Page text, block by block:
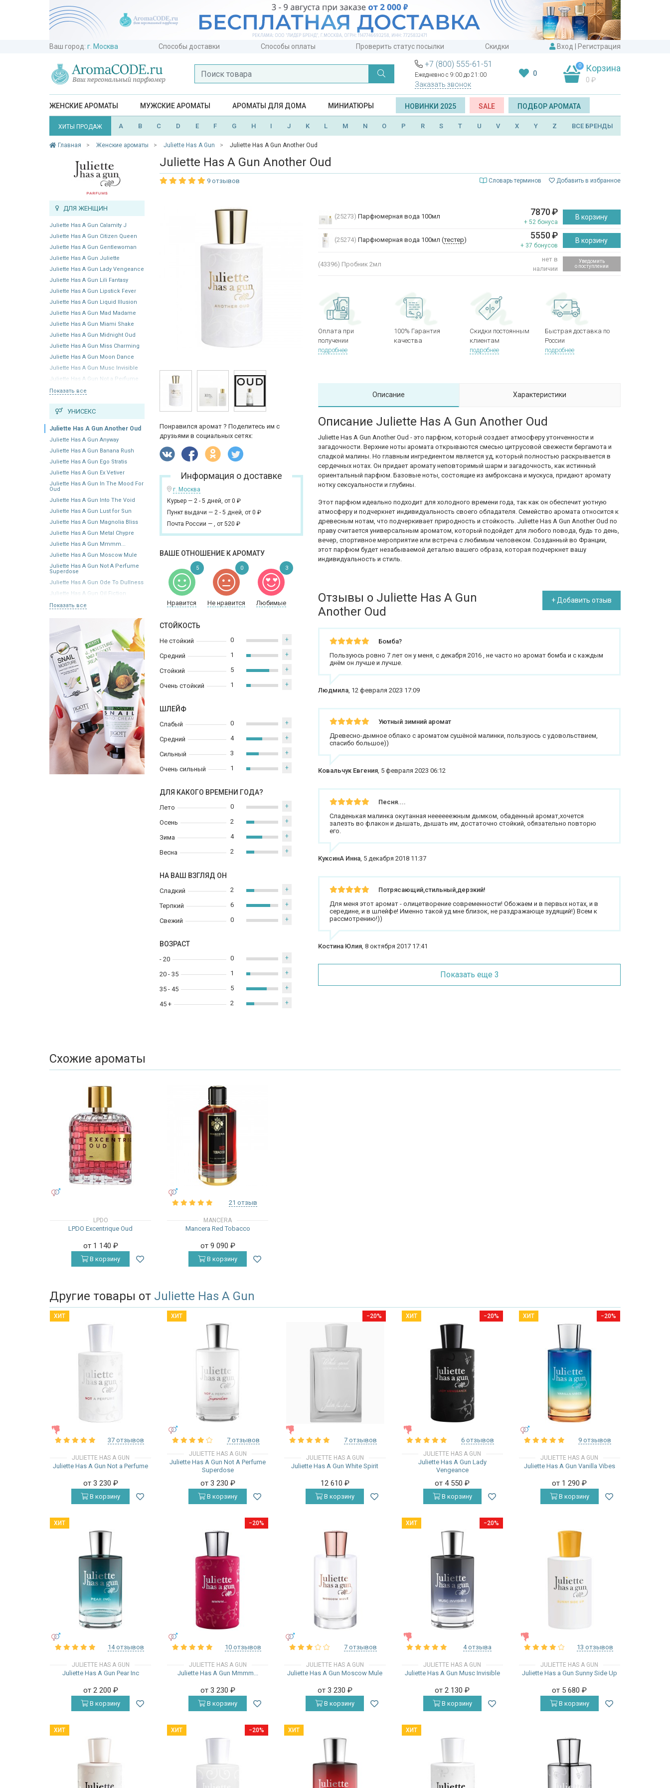
Ваш город: г. Москва Способы доставки Способы оплаты Проверить статус посылки Скидки Вход Регистрация
+7 (800) 555-61-51
Ежедневно с 9:00 до 21:00
Заказать звонок
0
0 Корзина
0 ₽
ЖЕНСКИЕ АРОМАТЫ МУЖСКИЕ АРОМАТЫ АРОМАТЫ ДЛЯ ДОМА МИНИАТЮРЫ НОВИНКИ 2025 SALE ПОДБОР АРОМАТА
ХИТЫ ПРОДАЖ A B C D E F G H I J K L M N O P R S T U V X Y Z ВСЕ БРЕНДЫ
Главная Женские ароматы Juliette Has A Gun Juliette Has A Gun Another Oud
ДЛЯ ЖЕНЩИН
Juliette Has A Gun Calamity J
Juliette Has A Gun Citizen Queen
Juliette Has A Gun Gentlewoman
Juliette Has A Gun Juliette
Juliette Has A Gun Lady Vengeance
Juliette Has A Gun Lili Fantasy
Juliette Has A Gun Lipstick Fever
Juliette Has A Gun Liquid Illusion
Juliette Has A Gun Mad Madame
Juliette Has A Gun Miami Shake
Juliette Has A Gun Midnight Oud
Juliette Has A Gun Miss Charming
Juliette Has A Gun Moon Dance
Juliette Has A Gun Musc Invisible
Juliette Has A Gun Not a Perfume
Показать все
УНИСЕКС
Juliette Has A Gun Another Oud
Juliette Has A Gun Anyway
Juliette Has A Gun Banana Rush
Juliette Has A Gun Ego Stratis
Juliette Has A Gun Ex Vetiver
Juliette Has A Gun In The Mood For
Oud
Juliette Has A Gun Into The Void
Juliette Has A Gun Lust for Sun
Juliette Has A Gun Magnolia Bliss
Juliette Has A Gun Metal Chypre
Juliette Has A Gun Mmmm...
Juliette Has A Gun Moscow Mule
Juliette Has A Gun Not A Perfume
Superdose
Juliette Has A Gun Ode To Dullness
Juliette Has A Gun Oil Fiction
Показать все
Juliette Has A Gun Another Oud
9 отзывов Словарь терминов Добавить в избранное
Понравился аромат ? Поделитесь им с
друзьями в социальных сетях:
Информация о доставке
г. Москва
Курьер — 2 - 5 дней, от 0 ₽
Пункт выдачи — 2 - 5 дней, от 0 ₽
Почта России — , от 520 ₽
ВАШЕ ОТНОШЕНИЕ К АРОМАТУ
Нравится Не нравится Любимые
5 0 3
СТОЙКОСТЬ
Не стойкий
Средний
Стойкий
Очень стойкий
0 +
1 +
5 +
1 +
ШЛЕЙФ
Слабый
Средний
Сильный
Очень сильный
0 +
4 +
3 +
1 +
ДЛЯ КАКОГО ВРЕМЕНИ ГОДА?
Лето
Осень
Зима
Весна
0 +
2 +
4 +
2 +
НА ВАШ ВЗГЛЯД ОН
Сладкий
Терпкий
Свежий
2 +
6 +
0 +
ВОЗРАСТ
- 20
20 - 35
35 - 45
45 +
0 +
1 +
5 +
2 +
(25273) Парфюмерная вода 100мл 7870₽
+ 52 бонуса
В корзину
(25274) Парфюмерная вода 100мл (тестер) 5550₽
+ 37 бонусов
В корзину
(43396) Пробник 2мл
нет в
наличии
Уведомить
о поступлении
Оплата при
получении
подробнее
100% Гарантия
качества
Скидки постоянным
клиентам
подробнее
Быстрая доставка по
России
подробнее
Описание Характеристики
Описание Juliette Has A Gun Another Oud
Juliette Has A Gun Another Oud - это парфюм, который создает атмосферу утонченности и
загадочности. Верхние ноты аромата открываются смесью цитрусовой свежести бергамота и
сладкой малины. Но главным ингредиентом является уд, который полностью раскрывается в
сердечных нотах. Он придает аромату неповторимый шарм и загадочность, как истинный
ориентальный парфюм. Базовые ноты, состоящие из амброксана и мускуса, придают аромату
нотку сексуальности и глубины.
Этот парфюм идеально подходит для холодного времени года, так как он обеспечит уютную
атмосферу и подчеркнет индивидуальность своего обладателя. Семейство аромата относится к
древесным нотам, что подчеркивает природность и стойкость. Juliette Has A Gun Another Oud по
праву считается универсальным ароматом, который подойдет для любого повода, будь то день,
вечер, спортивное мероприятие или встреча с любимым человеком. Созданный во Франции,
этот парфюм будет незабываемой деталью вашего образа, которая подчеркнет вашу
индивидуальность и стиль.
Отзывы о Juliette Has A Gun
Another Oud
+ Добавить отзыв
Бомба?
Пользуюсь ровно 7 лет он у меня, с декабря 2016 , не часто но аромат бомба и с каждым
днём он лучше и лучше.
Людмила, 12 февраля 2023 17:09
Уютный зимний аромат
Древесно-дымное облако с ароматом сушёной малинки, пользуюсь с удовольствием,
спасибо большое))
Ковальчук Евгения, 5 февраля 2023 06:12
Песня....
Сладенькая малинка окутанная неееееежным дымком, обаденный аромат,хочется
залезть во флакон и дышать, дышать им, достаточно стойкий, обязательно повторю
его.
КуксинА Инна, 5 декабря 2018 11:37
Потрясающий,стильный,дерзкий!
Для меня этот аромат - олицетворение современности! Обожаем и в первых нотах, и в
середине, и в шлейфе! Именно такой уд мне близок, не раздражающе зудящий!) Всем к
рассмотрению!))
Костина Юлия,8 октября 2017 17:41
Показать еще 3
Схожие ароматы
LPDO
LPDO Excentrique Oud
от 1 140 ₽
В корзину
21 отзыв
MANCERA
Mancera Red Tobacco
от 9 090 ₽
В корзину
Другие товары от Juliette Has A Gun
ХИТ
37 отзывов
JULIETTE HAS A GUN
Juliette Has A Gun Not a Perfume
от 3 230 ₽
В корзину
ХИТ
7 отзывов
JULIETTE HAS A GUN
Juliette Has A Gun Not A Perfume
Superdose
от 3 230 ₽
В корзину
−20%
7 отзывов
JULIETTE HAS A GUN
Juliette Has A Gun White Spirit
12 610 ₽
В корзину
−20%
ХИТ
6 отзывов
JULIETTE HAS A GUN
Juliette Has A Gun Lady
Vengeance
от 4 550₽
В корзину
−20%
ХИТ
9 отзывов
JULIETTE HAS A GUN
Juliette Has A Gun Vanilla Vibes
от 1 290₽
В корзину
ХИТ
14 отзывов
JULIETTE HAS A GUN
Juliette Has A Gun Pear Inc
от 2 200 ₽
В корзину
−20%
10 отзывов
JULIETTE HAS A GUN
Juliette Has A Gun Mmmm...
от 3 230 ₽
В корзину
7 отзывов
JULIETTE HAS A GUN
Juliette Has A Gun Moscow Mule
от 3 230 ₽
В корзину
−20%
ХИТ
4 отзыва
JULIETTE HAS A GUN
Juliette Has A Gun Musc Invisible
от 2 130₽
В корзину
13 отзывов
JULIETTE HAS A GUN
Juliette Has a Gun Sunny Side Up
от 5 680₽
В корзину
ХИТ −20%
ХИТ ХИТ ХИТ